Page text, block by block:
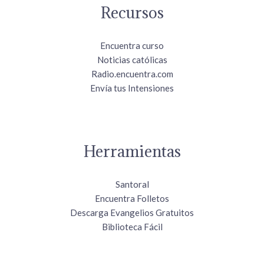
Recursos
Encuentra curso
Noticias católicas
Radio.encuentra.com
Envía tus Intensiones
Herramientas
Santoral
Encuentra Folletos
Descarga Evangelios Gratuitos
Biblioteca Fácil